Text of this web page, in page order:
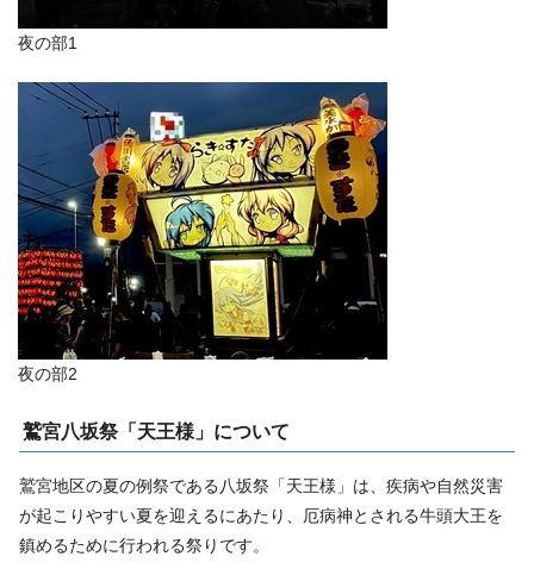
夜の部1
夜の部2
鷲宮八坂祭「天王様」について
鷲宮地区の夏の例祭である八坂祭「天王様」は、疾病や自然災害
が起こりやすい夏を迎えるにあたり、厄病神とされる牛頭大王を
鎮めるために行われる祭りです。